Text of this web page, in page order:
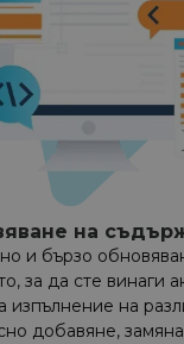
на
и бързо
за да сте винаги
изпълнение на
добавяне,